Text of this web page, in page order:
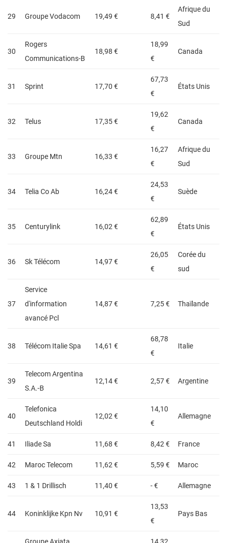
29 Groupe Vodacom 19,49 € 8,41 €
Afrique du
Sud
30
Rogers
Communications-B
18,98 €
18,99
€
Canada
31 Sprint 17,70 €
67,73
€
États Unis
32 Telus 17,35 €
19,62
€
Canada
33 Groupe Mtn 16,33 €
16,27
€
Afrique du
Sud
34 Telia Co Ab 16,24 €
24,53
€
Suède
35 Centurylink 16,02 €
62,89
€
États Unis
36 Sk Télécom 14,97 €
26,05
€
Corée du
sud
37
Service
d'information
avancé Pcl
14,87 € 7,25 € Thaïlande
38 Télécom Italie Spa 14,61 €
68,78
€
Italie
39
Telecom Argentina
S.A.-B
12,14 € 2,57 € Argentine
40
Telefonica
Deutschland Holdi
12,02 €
14,10
€
Allemagne
41 Iliade Sa 11,68 € 8,42 € France
42 Maroc Telecom 11,62 € 5,59 € Maroc
43 1 & 1 Drillisch 11,40 € - € Allemagne
44 Koninklijke Kpn Nv 10,91 €
13,53
€
Pays Bas
Groupe Axiata
14,32